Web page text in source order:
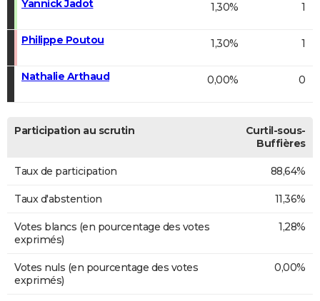
Yannick Jadot 1,30% 1
Philippe Poutou 1,30% 1
Nathalie Arthaud 0,00% 0
Participation au scrutin
Curtil-sous-
Buffières
Taux de participation 88,64%
Taux d'abstention 11,36%
Votes blancs (en pourcentage des votes
exprimés)
1,28%
Votes nuls (en pourcentage des votes
exprimés)
0,00%